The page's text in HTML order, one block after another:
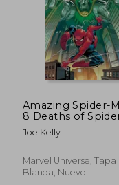
45%
dcto.
Amazing Spider-
8 Deaths of
Man (The Amazing
Spider-Man) (en
Joe Kelly
Marvel Universe, Tapa
Blanda, Nuevo